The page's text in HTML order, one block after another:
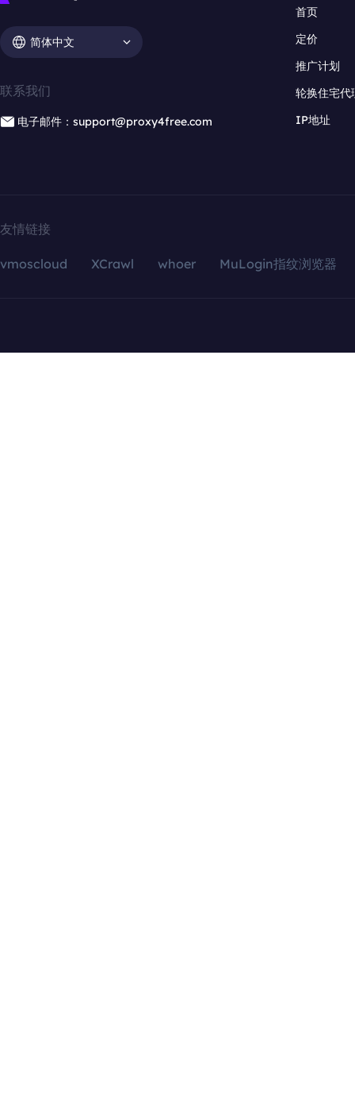
简体中文
联系我们
电子邮件：support@proxy4free.com
首页
定价
推广计划
轮换住宅代
IP地址
友情链接
vmoscloud XCrawl whoer MuLogin指纹浏览器